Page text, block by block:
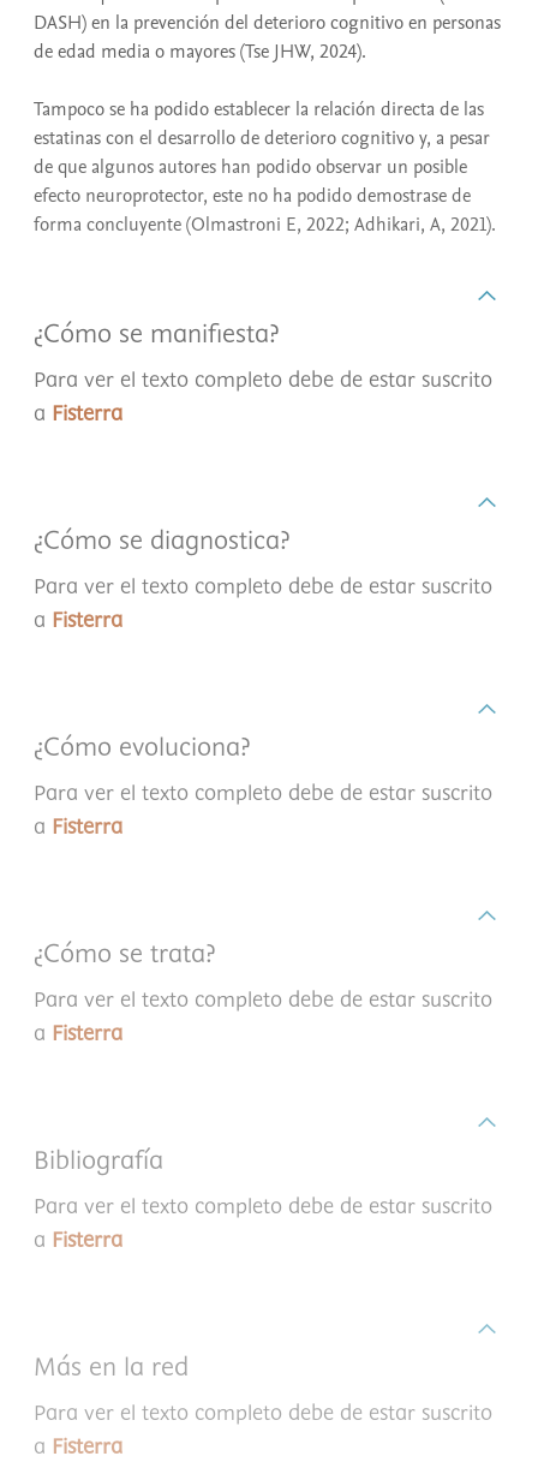
DASH) en la prevención del deterioro cognitivo en personas
de edad media o mayores (Tse JHW, 2024).
Tampoco se ha podido establecer la relación directa de las
estatinas con el desarrollo de deterioro cognitivo y, a pesar
de que algunos autores han podido observar un posible
efecto neuroprotector, este no ha podido demostrase de
forma concluyente (Olmastroni E, 2022; Adhikari, A, 2021).
¿Cómo se manifiesta?
Para ver el texto completo debe de estar suscrito
a Fisterra
¿Cómo se diagnostica?
Para ver el texto completo debe de estar suscrito
a Fisterra
¿Cómo evoluciona?
Para ver el texto completo debe de estar suscrito
a Fisterra
¿Cómo se trata?
Para ver el texto completo debe de estar suscrito
a Fisterra
Bibliografía
Para ver el texto completo debe de estar suscrito
a Fisterra
Más en la red
Para ver el texto completo debe de estar suscrito
a Fisterra